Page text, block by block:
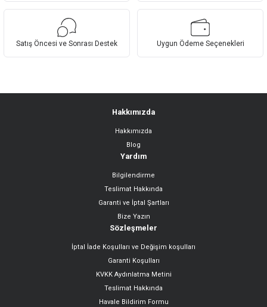
Satış Öncesi ve Sonrası Destek Uygun Ödeme Seçenekleri
Hakkımızda
Hakkımızda
Blog
Yardım
Bilgilendirme
Teslimat Hakkında
Garanti ve İptal Şartları
Bize Yazın
Sözleşmeler
İptal İade Koşulları ve Değişim koşulları
Garanti Koşulları
KVKK Aydınlatma Metini
Teslimat Hakkında
Havale Bildirim Formu